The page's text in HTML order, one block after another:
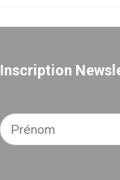
Inscription